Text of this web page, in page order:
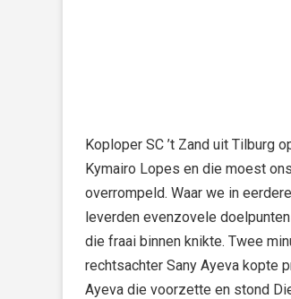
Koploper SC ’t Zand uit Tilburg
Kymairo Lopes en die moest
overrompeld. Waar we in
leverden evenzovele
die fraai binnen knikte. Twee
rechtsachter Sany Ayeva kopte
Ayeva die voorzette en stond